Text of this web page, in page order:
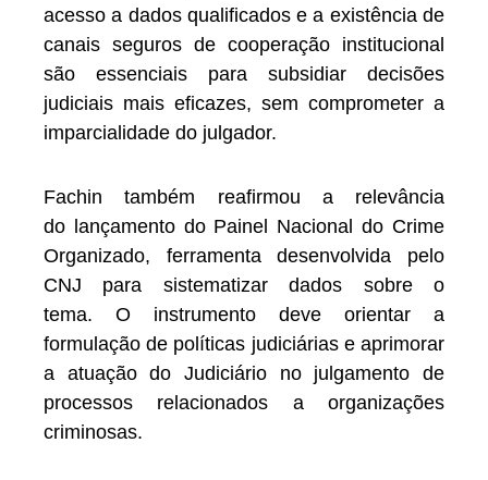
acesso a dados qualificados e a existência de
canais seguros de cooperação institucional
são essenciais para subsidiar decisões
judiciais mais eficazes, sem comprometer a
imparcialidade do julgador.
Fachin também reafirmou a relevância
do lançamento do Painel Nacional do Crime
Organizado, ferramenta desenvolvida pelo
CNJ para sistematizar dados sobre o
tema. O instrumento deve orientar a
formulação de políticas judiciárias e aprimorar
a atuação do Judiciário no julgamento de
processos relacionados a organizações
criminosas.